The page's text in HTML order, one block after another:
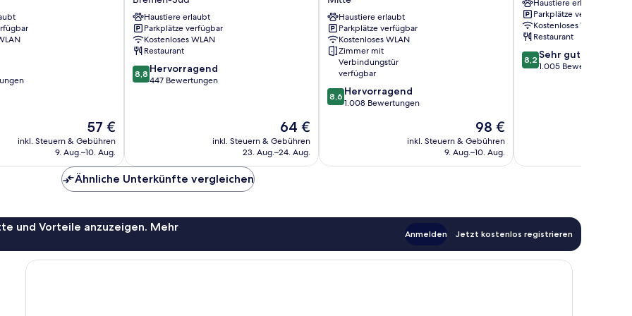
Der
Preis
beträgt
57 €
inkl. Steuern & Gebühren
9. Aug.–10. Aug.
the
niu,
Crusoe
Bremen
Airport
by
IHG
Haustiere erlaubt
Parkplätze verfügbar
Kostenloses WLAN
Restaurant
8.8
von
8,8 Hervorragend
447 Bewertungen
Der
Preis
beträgt
64 €
inkl. Steuern & Gebühren
23. Aug.–24. Aug.
Bremen
MitteHaustiere erlaubt
Parkplätze verfügbar
Kostenloses WLAN
Zimmer mit
Verbindungstür
verfügbar
8.6
von
8,6 Hervorragend
1.008 Bewertungen
Der
Preis
beträgt
98 €
inkl. Steuern & Gebühren
9. Aug.–10. Aug.
Altstadt
Altstadt
Bremen
Haustiere erlaubt
Parkplätze verfügbar
Kostenloses WLAN
Restaurant
8.2
von
8,2 Sehr gut
1.005 Bewertungen
Ähnliche Unterkünfte vergleichen
und Vorteile anzuzeigen. Mehr
Anmelden Jetzt kostenlos registrieren